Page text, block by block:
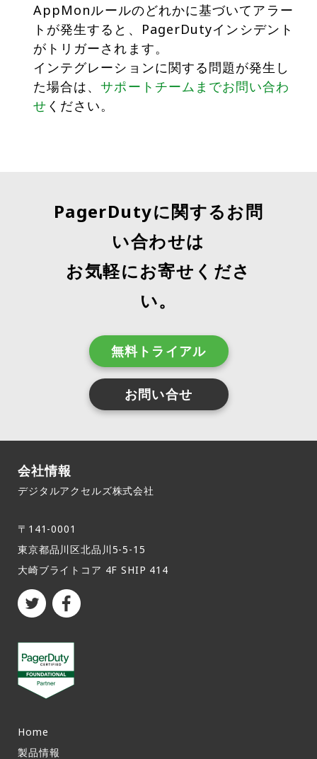
AppMonルールのどれかに基づいてアラー
トが発生すると、PagerDutyインシデント
がトリガーされます。
インテグレーションに関する問題が発生し
た場合は、サポートチームまでお問い合わ
せ ください。
PagerDutyに関するお問
い合わせは
お気軽にお寄せくださ
い。
無料トライアル
お問い合せ
会社情報
デジタルアクセルズ株式会社
〒141-0001
東京都品川区北品川5-5-15​
大崎ブライトコア 4F SHIP 414
Home
製品情報​